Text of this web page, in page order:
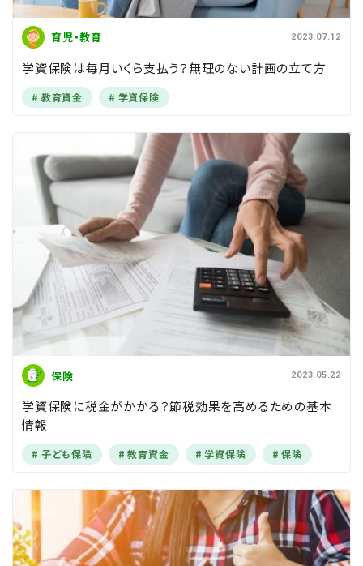
育児・教育 2023.07.12
学資保険は毎月いくら支払う？無理のない計画の立て方
教育資金 学資保険
保険 2023.05.22
学資保険に税金がかかる？節税効果を高めるための基本
情報
子ども保険 教育資金 学資保険 保険